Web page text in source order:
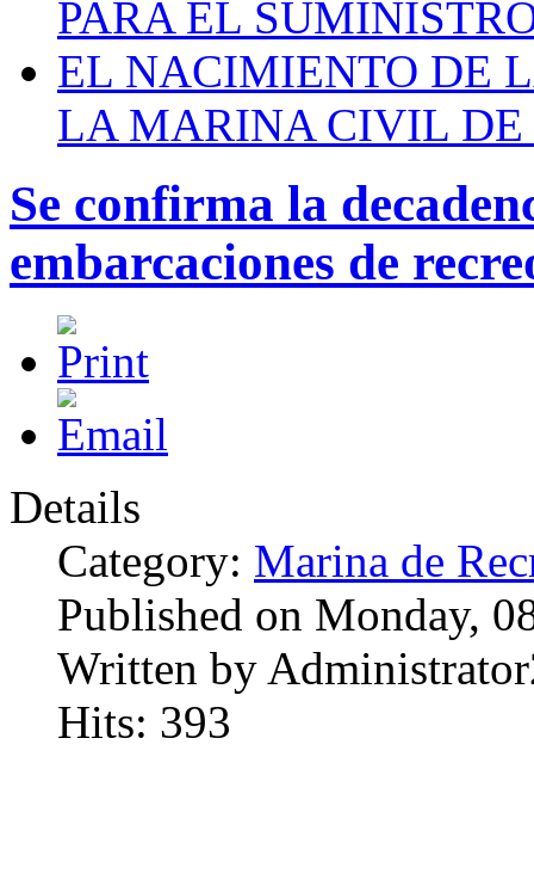
PARA EL
EL NACIMIENTO DE
LA MARINA CIVIL DE
Se confirma la
embarcaciones de
Details
Category: Marina de
Published on Monday,
Written by
Hits: 393